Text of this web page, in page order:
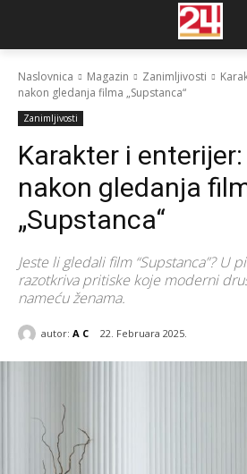
Naslovnica Magazin Zanimljivosti
nakon gledanja filma „Supstanca“
Zanimljivosti
Karakter i
nakon gledanja
„Supstanca“
Jeste li gledali film “Supstanca”? U
razotkriva pritiske koje moderni
nameću ženama.
autor: A C 22. Februara 2025.